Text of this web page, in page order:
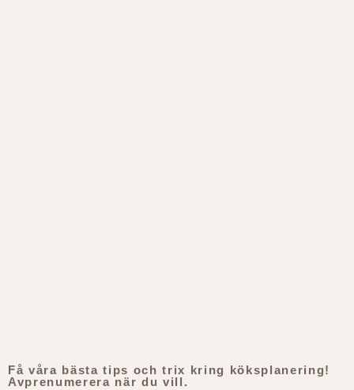
Få våra bästa tips och trix kring köksplanering!
Avprenumerera när du vill.